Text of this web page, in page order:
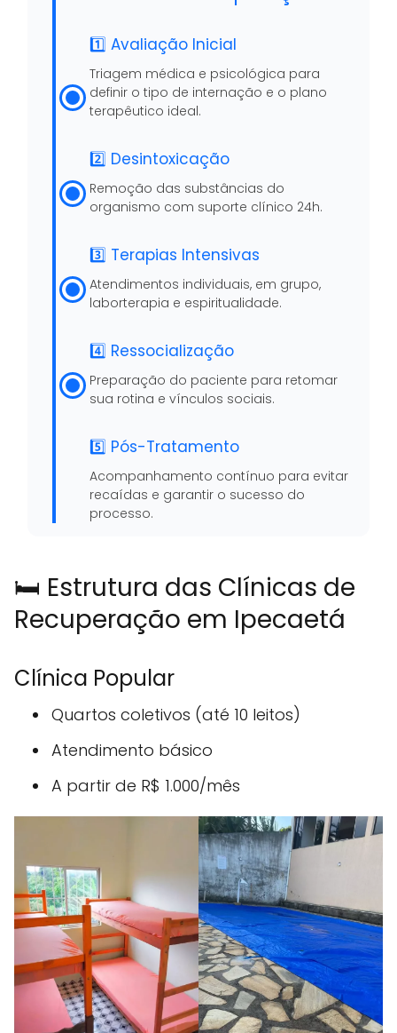
1️⃣ Avaliação Inicial
Triagem médica e psicológica para
definir o tipo de internação e o plano
terapêutico ideal.
2️⃣ Desintoxicação
Remoção das substâncias do
organismo com suporte clínico 24h.
3️⃣ Terapias Intensivas
Atendimentos individuais, em grupo,
laborterapia e espiritualidade.
4️⃣ Ressocialização
Preparação do paciente para retomar
sua rotina e vínculos sociais.
5️⃣ Pós-Tratamento
Acompanhamento contínuo para evitar
recaídas e garantir o sucesso do
processo.
🛏️ Estrutura das Clínicas de
Recuperação em Ipecaetá
Clínica Popular
Quartos coletivos (até 10 leitos)
Atendimento básico
A partir de R$ 1.000/mês